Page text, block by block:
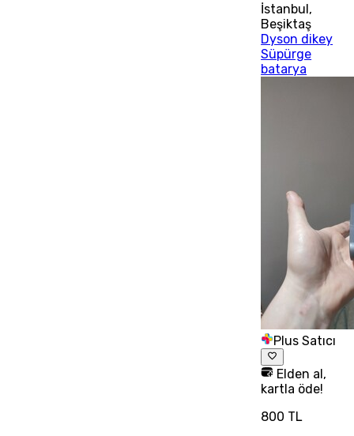
İstanbul,
Beşiktaş
Dyson dikey
Süpürge
batarya
Plus Satıcı
Elden al,
kartla öde!
800 TL